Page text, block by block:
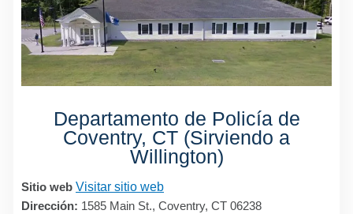
Departamento de Policía de
Coventry, CT (Sirviendo a
Willington)
Sitio web Visitar sitio web
Dirección: 1585 Main St., Coventry, CT 06238